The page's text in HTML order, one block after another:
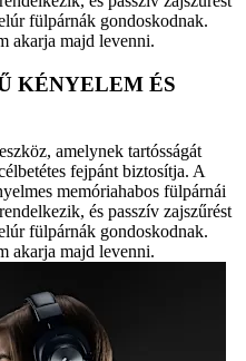
fülpárnák gondoskodnak.
akarja majd levenni.
KÉNYELEM ÉS
amelynek tartósságát
fejpánt biztosítja. A
memóriahabos fülpárnái
és passzív zajszűrést
fülpárnák gondoskodnak.
akarja majd levenni.